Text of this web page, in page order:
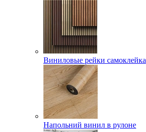
Виниловые рейки самоклейка
Напольний винил в рулоне